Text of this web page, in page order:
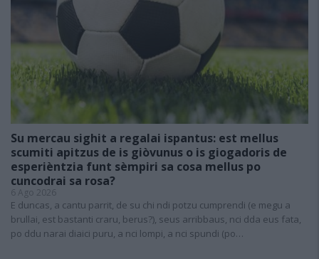
Su mercau sighit a regalai ispantus: est mellus
scumiti apitzus de is giòvunus o is giogadoris de
esperièntzia funt sèmpiri sa cosa mellus po
cuncodrai sa rosa?
6 Ago 2026
E duncas, a cantu parrit, de su chi ndi potzu cumprendi (e megu a
brullai, est bastanti craru, berus?), seus arribbaus, nci dda eus fata,
po ddu narai diaici puru, a nci lompi, a nci spundi (po…